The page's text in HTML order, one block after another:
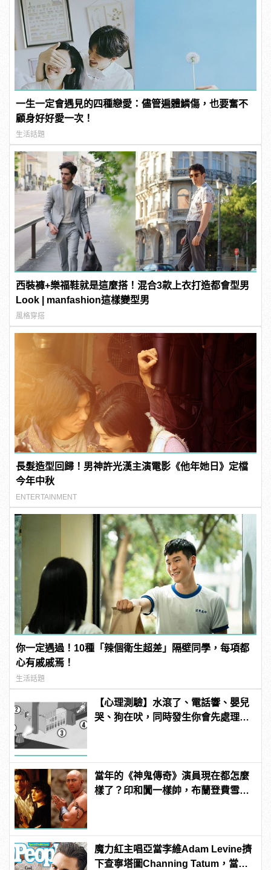
一生一定會遇見的四種戀愛：儘管遍體鱗傷，也要奮不
顧身好好愛一次！
生活話題
西裝褲+樂福鞋就是這麼搭！混合3款上衣打造都會型男
Look | manfashion這樣變型男
風格穿搭
長髮造型回歸！男神許光漢主演電影《他年她日》定檔
今年中秋
ENTERTAINMENT
你一定遇過！10種「辣個衛生超差」隔壁同學，每項都
心有戚戚焉！
生活話題
【心理測驗】水滾了、電話響、嬰兒
哭、狗在吠，同時發生你會先處理哪
當年的《神鬼傳奇》演員現在都怎麼
樣了？印和闐一樣帥，布蘭登費雪大
魔力紅主唱亞當李維Adam Levine擠
下查寧塔圖Channing Tatum，當選